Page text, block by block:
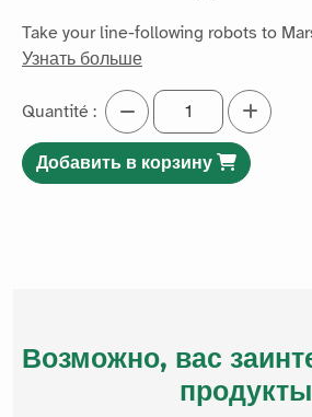
Take your line-following robots to
Узнать больше
Quantité :
Добавить в корзину
Возможно, вас
продукты